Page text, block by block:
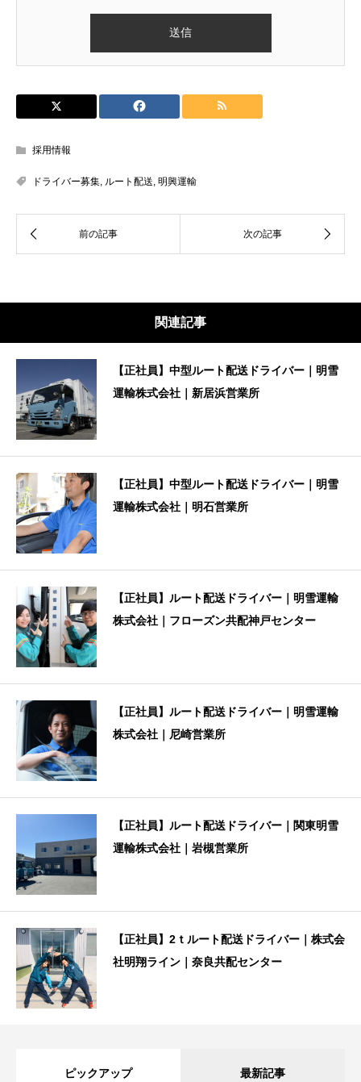
採用情報
ドライバー募集 ルート配送 明興運輸
関連記事
【正社員】中型ルート配送ドライバー｜明雪
運輸株式会社｜新居浜営業所
【正社員】中型ルート配送ドライバー｜明雪
運輸株式会社｜明石営業所
【正社員】ルート配送ドライバー｜明雪運輸
株式会社｜フローズン共配神戸センター
【正社員】ルート配送ドライバー｜明雪運輸
株式会社｜尼崎営業所
【正社員】ルート配送ドライバー｜関東明雪
運輸株式会社｜岩槻営業所
【正社員】2ｔルート配送ドライバー｜株式会
社明翔ライン｜奈良共配センター
ピックアップ 最新記事